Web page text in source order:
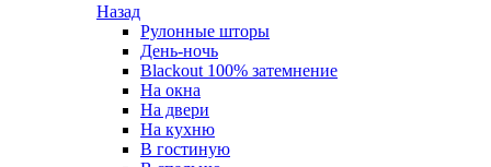
Назад
Рулонные шторы
День-ночь
Blackout 100% затемнение
На окна
На двери
На кухню
В гостиную